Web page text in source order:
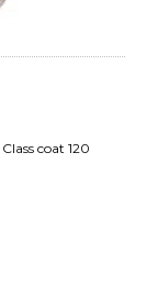
coat 120